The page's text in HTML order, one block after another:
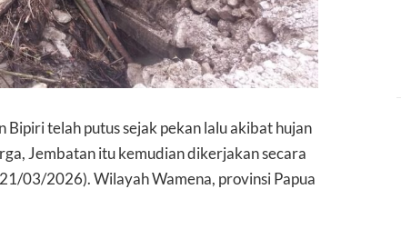
telah putus sejak pekan lalu akibat hujan
Jembatan itu kemudian dikerjakan secara
03/2026). Wilayah Wamena, provinsi Papua